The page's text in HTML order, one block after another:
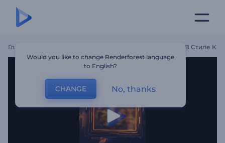
Главная Вступление К Рекламной Вывеске В Стиле
Would you like to change Renderforest language
to English?
CHANGE No, thanks